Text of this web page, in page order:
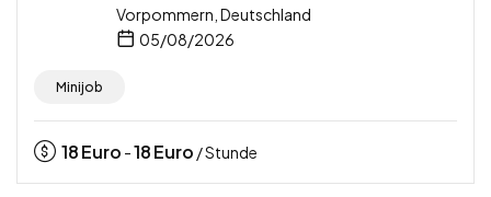
Vorpommern, Deutschland
05/08/2026
Minijob
18Euro -18Euro / Stunde